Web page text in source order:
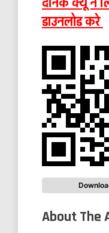
डाउनलोड करे
About The